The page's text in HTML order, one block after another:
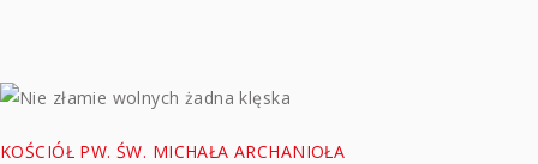
KOŚCIÓŁ PW. ŚW. MICHAŁA ARCHANIOŁA